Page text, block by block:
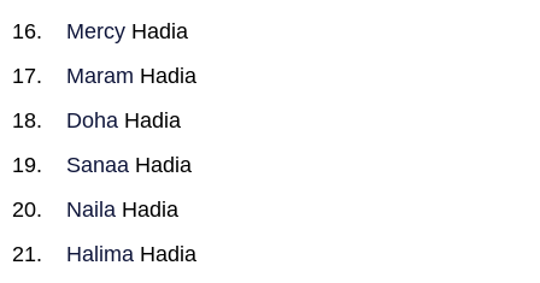
Mercy Hadia
Maram Hadia
Doha Hadia
Sanaa Hadia
Naila Hadia
Halima Hadia